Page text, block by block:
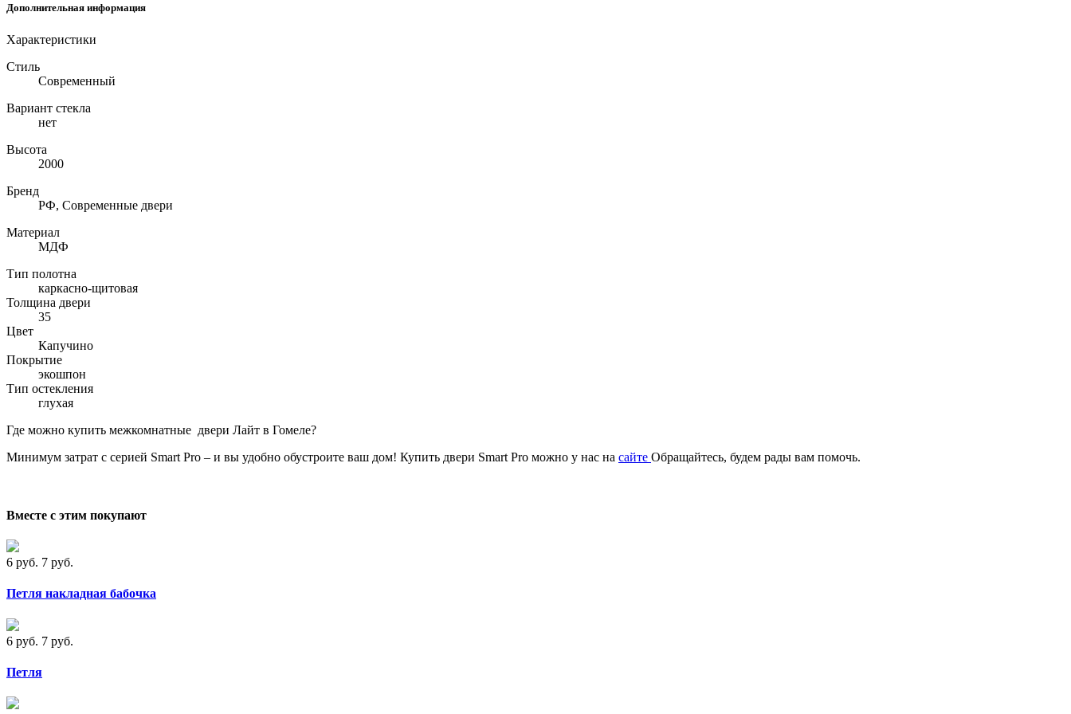
Дополнительная информация
Характеристики
Стиль
Современный
Вариант стекла
нет
Высота
2000
Бренд
РФ, Современные двери
Материал
МДФ
Тип полотна
каркасно-щитовая
Толщина двери
35
Цвет
Капучино
Покрытие
экошпон
Тип остекления
глухая
Где можно купить межкомнатные двери Лайт в Гомеле?
Минимум затрат с серией Smart Pro – и вы удобно обустроите ваш дом! Купить двери Smart Pro можно у нас на сайте Обращайтесь, будем рады вам помочь.
Вместе с этим покупают
6 руб. 7 руб.
Петля накладная бабочка
6 руб. 7 руб.
Петля